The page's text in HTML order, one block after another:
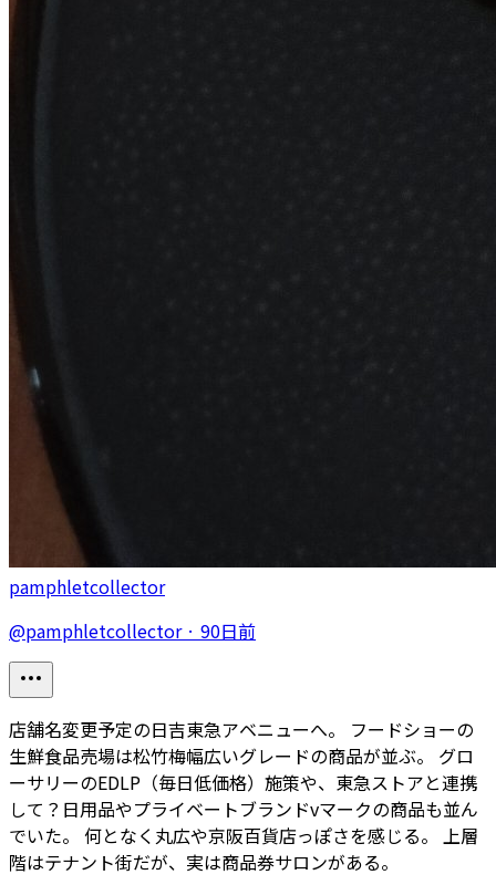
pamphletcollector
@pamphletcollector· 90日前
店舗名変更予定の日吉東急アベニューへ。 フードショーの
生鮮食品売場は松竹梅幅広いグレードの商品が並ぶ。 グロ
ーサリーのEDLP（毎日低価格）施策や、東急ストアと連携
して？日用品やプライベートブランドvマークの商品も並ん
でいた。 何となく丸広や京阪百貨店っぽさを感じる。 上層
階はテナント街だが、実は商品券サロンがある。